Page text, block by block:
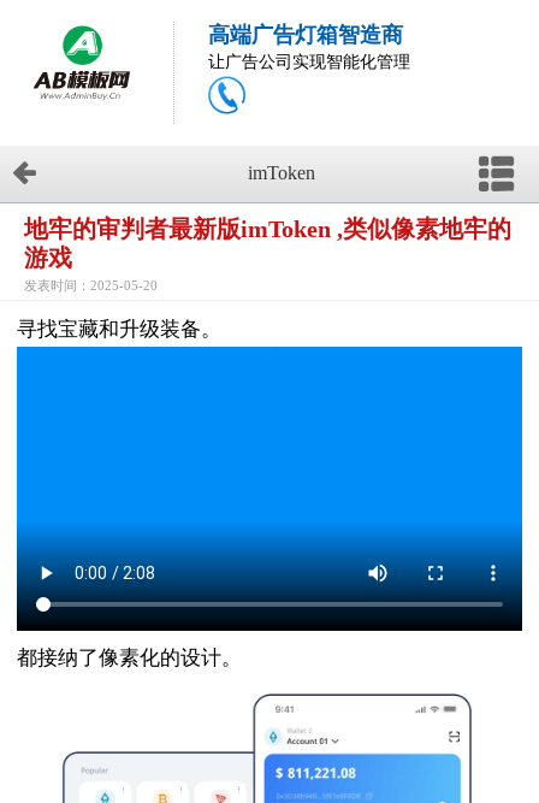
高端广告灯箱智造商
让广告公司实现智能化管理
imToken
地牢的审判者最新版imToken ,类似像素地牢的
游戏
发表时间：2025-05-20
寻找宝藏和升级装备。
都接纳了像素化的设计。